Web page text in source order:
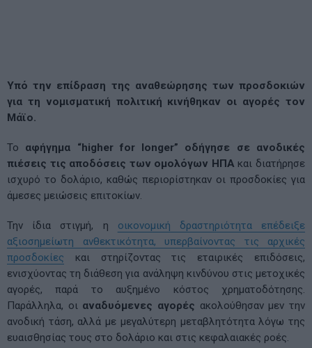
Υπό την επίδραση της αναθεώρησης των προσδοκιών
για τη νομισματική πολιτική κινήθηκαν οι αγορές τον
Μάϊο.
Το αφήγημα “higher for longer” οδήγησε σε ανοδικές
πιέσεις τις αποδόσεις των ομολόγων ΗΠΑ και διατήρησε
ισχυρό το δολάριο, καθώς περιορίστηκαν οι προσδοκίες για
άμεσες μειώσεις επιτοκίων.
Την ίδια στιγμή, η οικονομική δραστηριότητα επέδειξε
αξιοσημείωτη ανθεκτικότητα, υπερβαίνοντας τις αρχικές
προσδοκίες και στηρίζοντας τις εταιρικές επιδόσεις,
ενισχύοντας τη διάθεση για ανάληψη κινδύνου στις μετοχικές
αγορές, παρά το αυξημένο κόστος χρηματοδότησης.
Παράλληλα, οι αναδυόμενες αγορές ακολούθησαν μεν την
ανοδική τάση, αλλά με μεγαλύτερη μεταβλητότητα λόγω της
ευαισθησίας τους στο δολάριο και στις κεφαλαιακές ροές.